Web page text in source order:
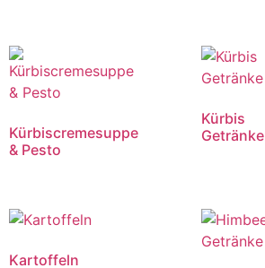
Kürbiscremesuppe
& Pesto
Kürbis
Getränke
Kartoffeln